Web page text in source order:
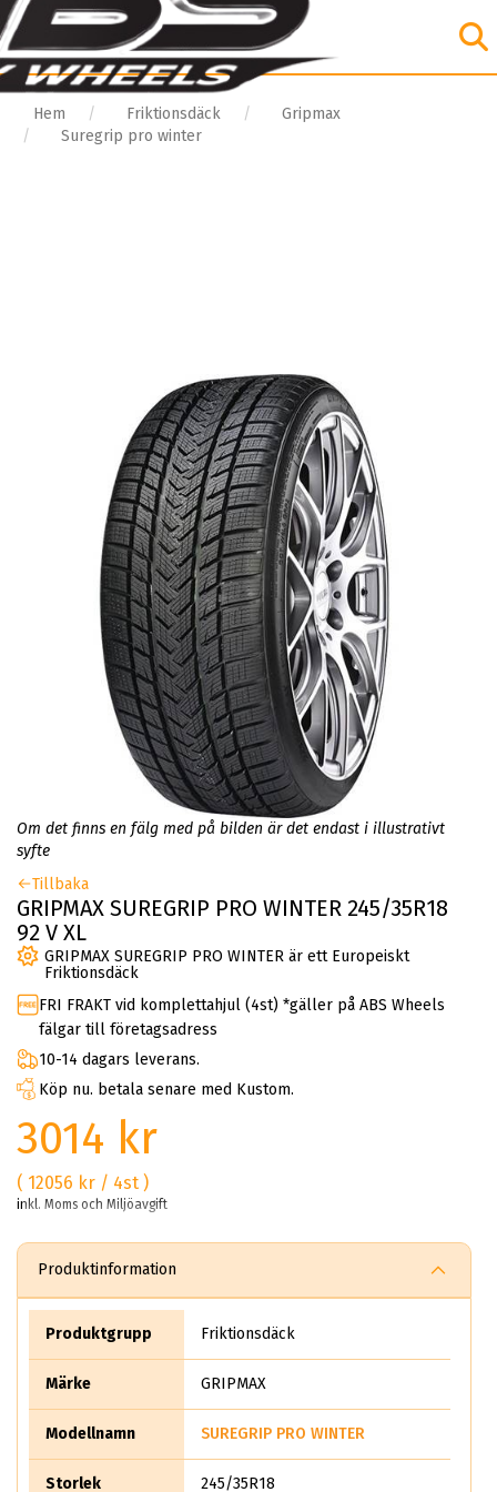
Hem Friktionsdäck
Gripmax
Suregrip pro winter
Om det finns en fälg med på bilden är det endast i illustrativt
syfte
Tillbaka
GRIPMAX SUREGRIP PRO WINTER 245/35R18
92 V XL
GRIPMAX SUREGRIP PRO WINTER är ett Europeiskt
Friktionsdäck
FRI FRAKT vid komplettahjul (4st) *gäller på ABS Wheels
fälgar till företagsadress
10-14 dagars leverans.
Köp nu. betala senare med Kustom.
3014 kr
( 12056 kr / 4st )
inkl. Moms och Miljöavgift
Produktinformation
Produktgrupp Friktionsdäck
Märke GRIPMAX
Modellnamn SUREGRIP PRO WINTER
Storlek 245/35R18